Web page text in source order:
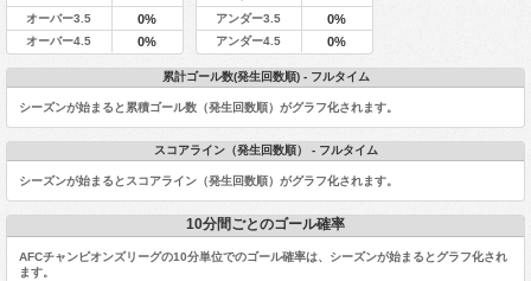
オーバー3.5 0%
オーバー4.5 0%
アンダー3.5 0%
アンダー4.5 0%
累計ゴール数(発生回数順) - フルタイム
シーズンが始まると累積ゴール数（発生回数順）がグラフ化されます。
スコアライン（発生回数順） - フルタイム
シーズンが始まるとスコアライン（発生回数順）がグラフ化されます。
10分間ごとのゴール確率
AFCチャンピオンズリーグの10分単位でのゴール確率は、シーズンが始まるとグラフ化され
ます。